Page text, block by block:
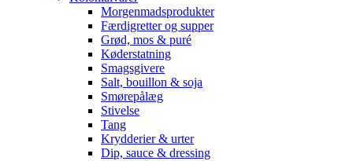
Morgenmadsprodukter
Færdigretter og supper
Grød, mos & puré
Køderstatning
Smagsgivere
Salt, bouillon & soja
Smørepålæg
Stivelse
Tang
Krydderier & urter
Dip, sauce & dressing